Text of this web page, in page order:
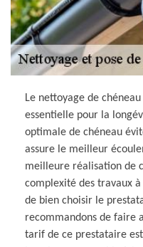
Le nettoyage de
essentielle pour la
optimale de chéneau
assure le meilleur
meilleure réalisation de
complexité des travaux
de bien choisir le
recommandons de faire
tarif de ce prestataire